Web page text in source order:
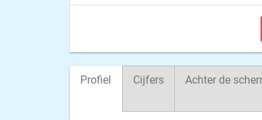
Profiel Cijfers Achter de